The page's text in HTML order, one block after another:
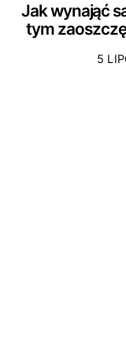
Jak wynająć
tym
5